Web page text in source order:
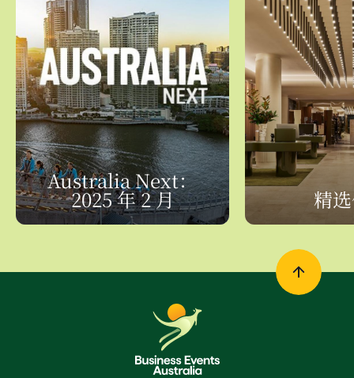
Australia Next：
2025 年 2 月 精